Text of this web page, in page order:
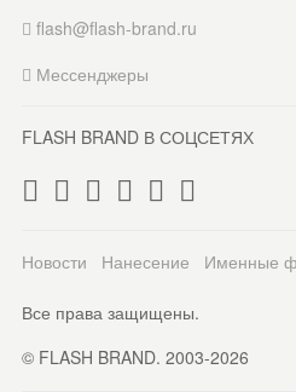
flash@flash-brand.ru
Мессенджеры
FLASH BRAND В СОЦСЕТЯХ
Новости Нанесение Именные
Все права защищены.
© FLASH BRAND. 2003-2026